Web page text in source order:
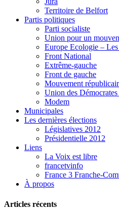
Territoire de Belfort
Partis politiques
Parti socialiste
Union pour un
Europe Ecologie –
Front National
Extrême-gauche
Front de gauche
Mouvement
Union des
Modem
Municipales
Les dernières élections
Législatives 2012
Présidentielle 2012
Liens
La Voix est libre
francetvinfo
France 3 Franche-
À propos
Articles récents